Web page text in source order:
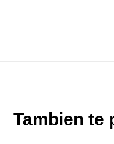
Tambien te